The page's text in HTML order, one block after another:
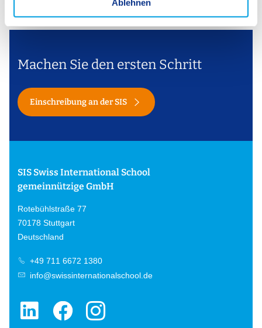
Ablehnen
Machen Sie den ersten Schritt
Einschreibung an der SIS
SIS Swiss International School
gemeinnützige GmbH
Rotebühlstraße 77
70178 Stuttgart
Deutschland
+49 711 6672 1380
info@swissinternationalschool.de